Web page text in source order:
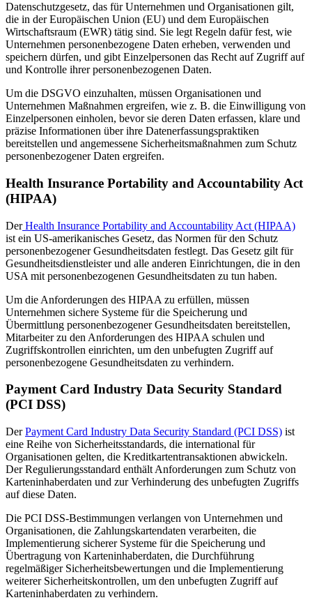
Datenschutzgesetz, das für Unternehmen und Organisationen gilt,
die in der Europäischen Union (EU) und dem Europäischen
Wirtschaftsraum (EWR) tätig sind. Sie legt Regeln dafür fest, wie
Unternehmen personenbezogene Daten erheben, verwenden und
speichern dürfen, und gibt Einzelpersonen das Recht auf Zugriff auf
und Kontrolle ihrer personenbezogenen Daten.
Um die DSGVO einzuhalten, müssen Organisationen und
Unternehmen Maßnahmen ergreifen, wie z. B. die Einwilligung von
Einzelpersonen einholen, bevor sie deren Daten erfassen, klare und
präzise Informationen über ihre Datenerfassungspraktiken
bereitstellen und angemessene Sicherheitsmaßnahmen zum Schutz
personenbezogener Daten ergreifen.
Health Insurance Portability and Accountability Act
(HIPAA)
DerHealth Insurance Portability and Accountability Act (HIPAA)
ist ein US-amerikanisches Gesetz, das Normen für den Schutz
personenbezogener Gesundheitsdaten festlegt. Das Gesetz gilt für
Gesundheitsdienstleister und alle anderen Einrichtungen, die in den
USA mit personenbezogenen Gesundheitsdaten zu tun haben.
Um die Anforderungen des HIPAA zu erfüllen, müssen
Unternehmen sichere Systeme für die Speicherung und
Übermittlung personenbezogener Gesundheitsdaten bereitstellen,
Mitarbeiter zu den Anforderungen des HIPAA schulen und
Zugriffskontrollen einrichten, um den unbefugten Zugriff auf
personenbezogene Gesundheitsdaten zu verhindern.
Payment Card Industry Data Security Standard
(PCI DSS)
DerPayment Card Industry Data Security Standard (PCI DSS) ist
eine Reihe von Sicherheitsstandards, die international für
Organisationen gelten, die Kreditkartentransaktionen abwickeln.
Der Regulierungsstandard enthält Anforderungen zum Schutz von
Karteninhaberdaten und zur Verhinderung des unbefugten Zugriffs
auf diese Daten.
Die PCI DSS-Bestimmungen verlangen von Unternehmen und
Organisationen, die Zahlungskartendaten verarbeiten, die
Implementierung sicherer Systeme für die Speicherung und
Übertragung von Karteninhaberdaten, die Durchführung
regelmäßiger Sicherheitsbewertungen und die Implementierung
weiterer Sicherheitskontrollen, um den unbefugten Zugriff auf
Karteninhaberdaten zu verhindern.